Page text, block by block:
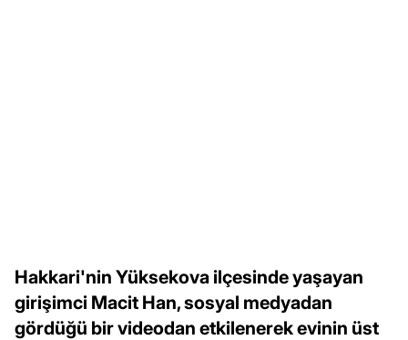
Hakkari'nin Yüksekova ilçesinde yaşayan
girişimci Macit Han, sosyal medyadan
gördüğü bir videodan etkilenerek evinin üst